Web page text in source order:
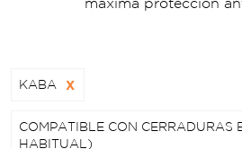
KABA X
COMPATIBLE CON CERRADURAS
HABITUAL)